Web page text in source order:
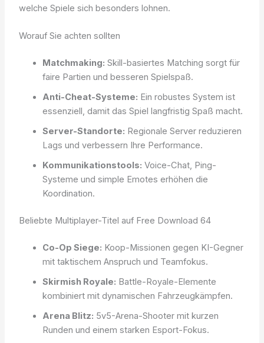
welche Spiele sich besonders lohnen.
Worauf Sie achten sollten
Matchmaking: Skill-basiertes Matching sorgt für
faire Partien und besseren Spielspaß.
Anti-Cheat-Systeme: Ein robustes System ist
essenziell, damit das Spiel langfristig Spaß macht.
Server-Standorte: Regionale Server reduzieren
Lags und verbessern Ihre Performance.
Kommunikationstools: Voice-Chat, Ping-
Systeme und simple Emotes erhöhen die
Koordination.
Beliebte Multiplayer-Titel auf Free Download 64
Co-Op Siege: Koop-Missionen gegen KI-Gegner
mit taktischem Anspruch und Teamfokus.
Skirmish Royale: Battle-Royale-Elemente
kombiniert mit dynamischen Fahrzeugkämpfen.
Arena Blitz: 5v5-Arena-Shooter mit kurzen
Runden und einem starken Esport-Fokus.